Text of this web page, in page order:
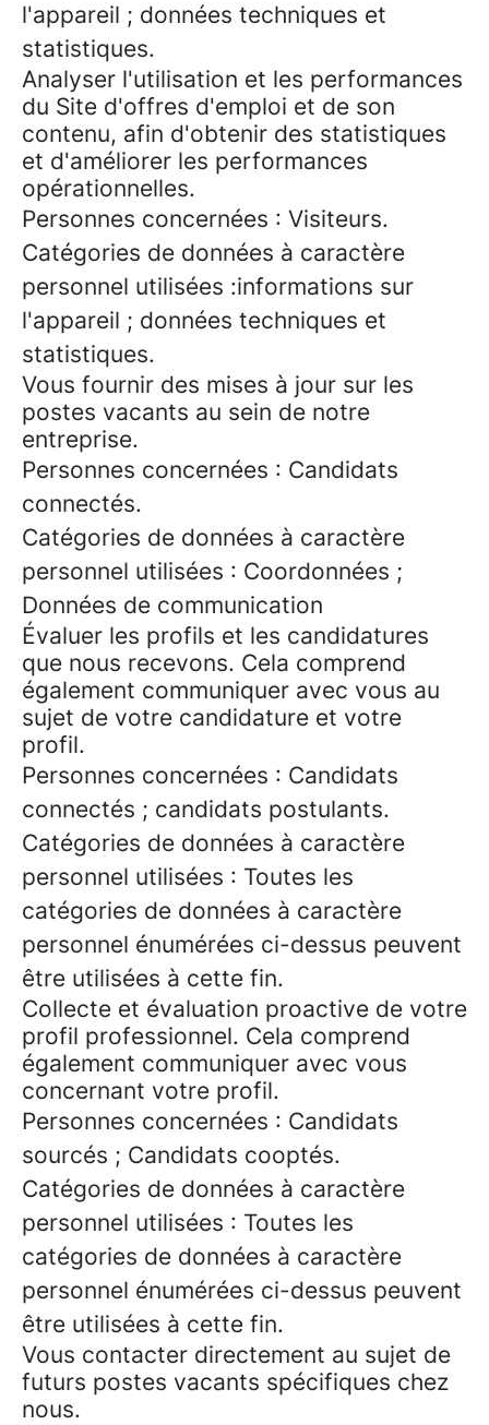
l'appareil ; données techniques et
statistiques.
Analyser l'utilisation et les performances
du Site d'offres d'emploi et de son
contenu, afin d'obtenir des statistiques
et d'améliorer les performances
opérationnelles.
Personnes concernées : Visiteurs.
Catégories de données à caractère
personnel utilisées :informations sur
l'appareil ; données techniques et
statistiques.
Vous fournir des mises à jour sur les
postes vacants au sein de notre
entreprise.
Personnes concernées : Candidats
connectés.
Catégories de données à caractère
personnel utilisées : Coordonnées ;
Données de communication
Évaluer les profils et les candidatures
que nous recevons. Cela comprend
également communiquer avec vous au
sujet de votre candidature et votre
profil.
Personnes concernées : Candidats
connectés ; candidats postulants.
Catégories de données à caractère
personnel utilisées : Toutes les
catégories de données à caractère
personnel énumérées ci-dessus peuvent
être utilisées à cette fin.
Collecte et évaluation proactive de votre
profil professionnel. Cela comprend
également communiquer avec vous
concernant votre profil.
Personnes concernées : Candidats
sourcés ; Candidats cooptés.
Catégories de données à caractère
personnel utilisées : Toutes les
catégories de données à caractère
personnel énumérées ci-dessus peuvent
être utilisées à cette fin.
Vous contacter directement au sujet de
futurs postes vacants spécifiques chez
nous.